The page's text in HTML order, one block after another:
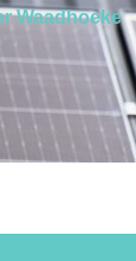
Waadhoeke